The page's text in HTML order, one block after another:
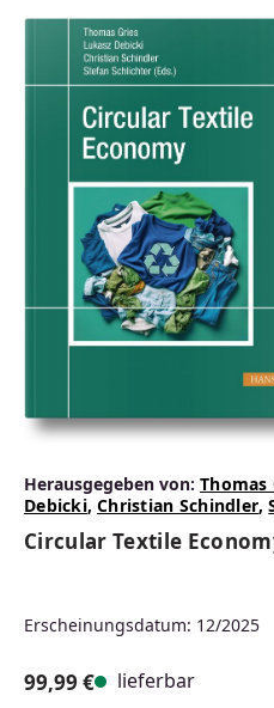
Herausgegeben von: Thomas
Debicki, Christian Schindler,
Circular Textile
Erscheinungsdatum: 12/2025
99,99 € lieferbar